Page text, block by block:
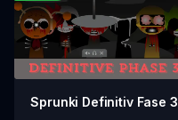
Sprunki Definitiv Fase 3